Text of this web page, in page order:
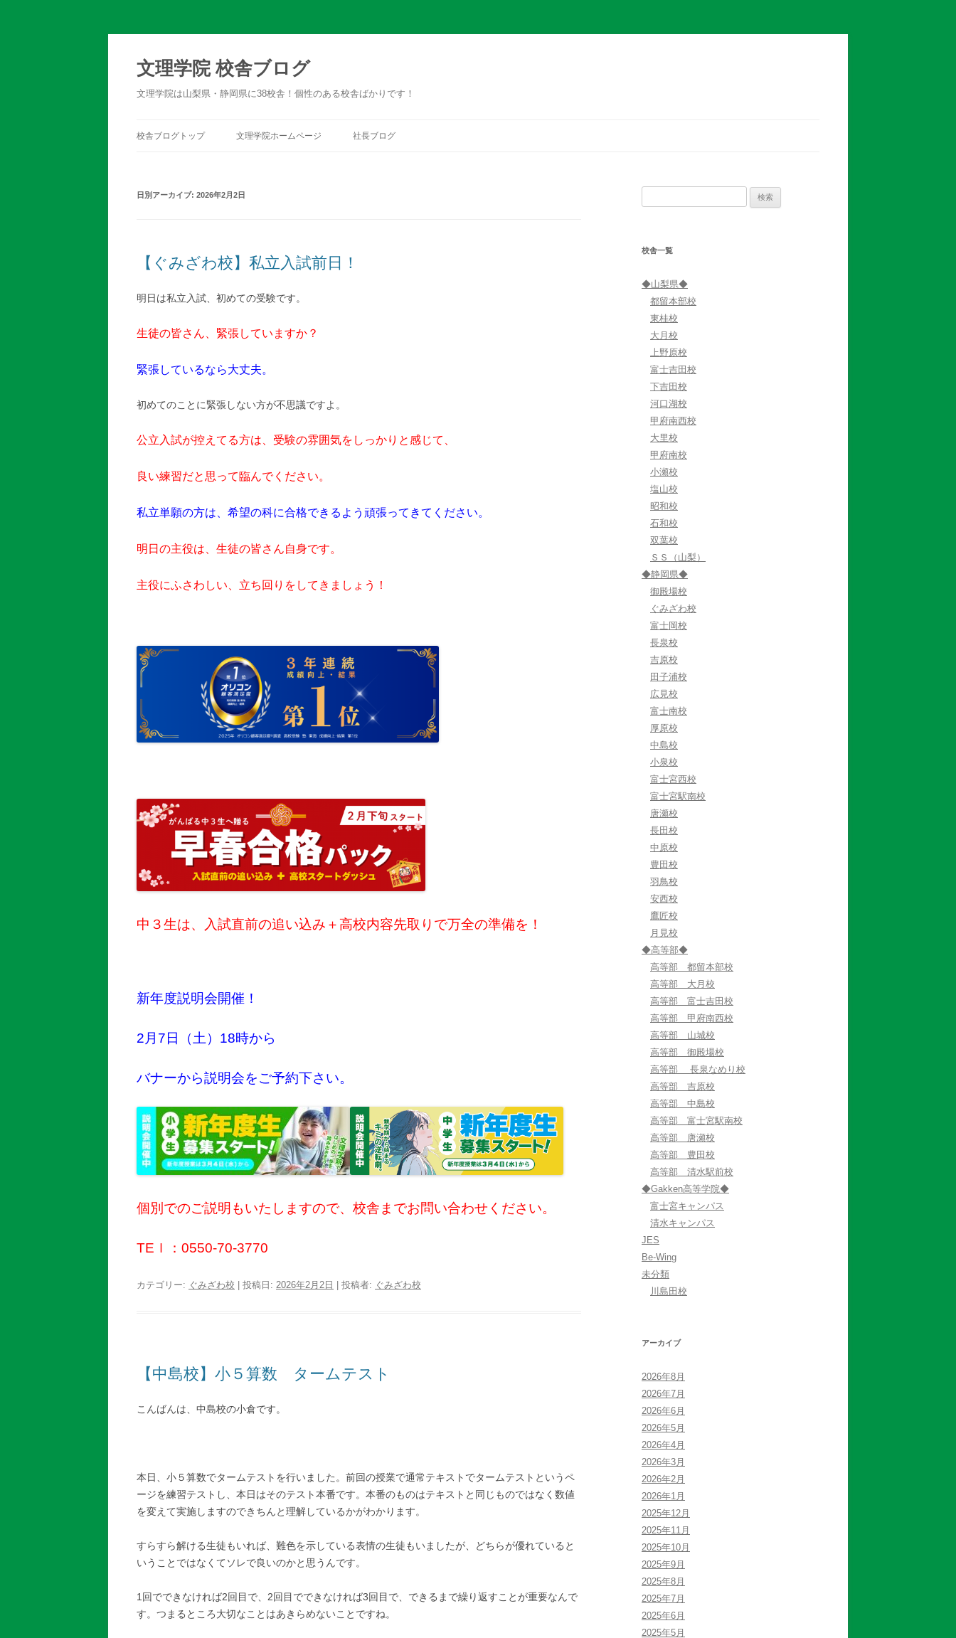
文理学院 校舎ブログ
文理学院は山梨県・静岡県に38校舎！個性のある校舎ばかりです！
校舎ブログトップ 文理学院ホームページ 社長ブログ
日別アーカイブ: 2026年2月2日
【ぐみざわ校】私立入試前日！
明日は私立入試、初めての受験です。
生徒の皆さん、緊張していますか？
緊張しているなら大丈夫。
初めてのことに緊張しない方が不思議ですよ。
公立入試が控えてる方は、受験の雰囲気をしっかりと感じて、
良い練習だと思って臨んでください。
私立単願の方は、希望の科に合格できるよう頑張ってきてください。
明日の主役は、生徒の皆さん自身です。
主役にふさわしい、立ち回りをしてきましょう！
中３生は、入試直前の追い込み＋高校内容先取りで万全の準備を！
新年度説明会開催！
2月7日（土）18時から
バナーから説明会をご予約下さい。
個別でのご説明もいたしますので、校舎までお問い合わせください。
TEｌ：0550-70-3770
カテゴリー: ぐみざわ校 | 投稿日: 2026年2月2日 投稿者: ぐみざわ校
【中島校】小５算数 タームテスト
こんばんは、中島校の小倉です。
本日、小５算数でタームテストを行いました。前回の授業で通常テキストでタームテストというペ
ージを練習テストし、本日はそのテスト本番です。本番のものはテキストと同じものではなく数値
を変えて実施しますのできちんと理解しているかがわかります。
すらすら解ける生徒もいれば、難色を示している表情の生徒もいましたが、どちらが優れていると
いうことではなくてソレで良いのかと思うんです。
1回でできなければ2回目で、2回目でできなければ3回目で、できるまで繰り返すことが重要なんで
す。つまるところ大切なことはあきらめないことですね。
校舎一覧
◆山梨県◆
都留本部校
東桂校
大月校
上野原校
富士吉田校
下吉田校
河口湖校
甲府南西校
大里校
甲府南校
小瀬校
塩山校
昭和校
石和校
双葉校
ＳＳ（山梨）
◆静岡県◆
御殿場校
ぐみざわ校
富士岡校
長泉校
吉原校
田子浦校
広見校
富士南校
厚原校
中島校
小泉校
富士宮西校
富士宮駅南校
唐瀬校
長田校
中原校
豊田校
羽鳥校
安西校
鷹匠校
月見校
◆高等部◆
高等部 都留本部校
高等部 大月校
高等部 富士吉田校
高等部 甲府南西校
高等部 山城校
高等部 御殿場校
高等部 長泉なめり校
高等部 吉原校
高等部 中島校
高等部 富士宮駅南校
高等部 唐瀬校
高等部 豊田校
高等部 清水駅前校
◆Gakken高等学院◆
富士宮キャンパス
清水キャンパス
JES
Be-Wing
未分類
川島田校
アーカイブ
2026年8月
2026年7月
2026年6月
2026年5月
2026年4月
2026年3月
2026年2月
2026年1月
2025年12月
2025年11月
2025年10月
2025年9月
2025年8月
2025年7月
2025年6月
2025年5月